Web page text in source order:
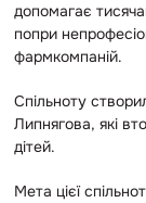
допомагає
попри
фармкомпаній.
Спільноту
Липнягова, які
дітей.
Мета цієї